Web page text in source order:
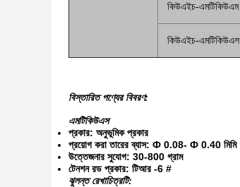
কিউএইচ-এমটিকিউএম
কিউএইচ-এমটিকিউএল
বিস্তারিত পণ্যের বিবরণ:
এমটিকিউএস
প্রকার: অনুভূমিক প্রকার
প্রয়োগ করা তারের ব্যাস: Ф 0.08- Ф 0.40 মিমি
উত্তেজনার সুযোগ: 30-800 গ্রাম
টেনশন রড প্রকার: টিআর -6 #
ঝুলন্ত রেখাচিত্রটি: